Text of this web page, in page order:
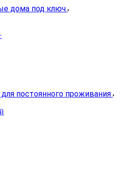
дома под ключ
постоянного проживания